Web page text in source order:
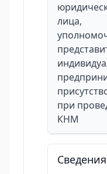
лица,
при
КНМ